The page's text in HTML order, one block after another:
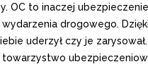
OC to inaczej
drogowego.
uderzył czy je
towarzystwo